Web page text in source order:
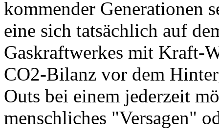
kommender Generationen
eine sich tatsächlich auf
Gaskraftwerkes mit Kraft-
CO2-Bilanz vor dem
Outs bei einem jederzeit
menschliches "Versagen"